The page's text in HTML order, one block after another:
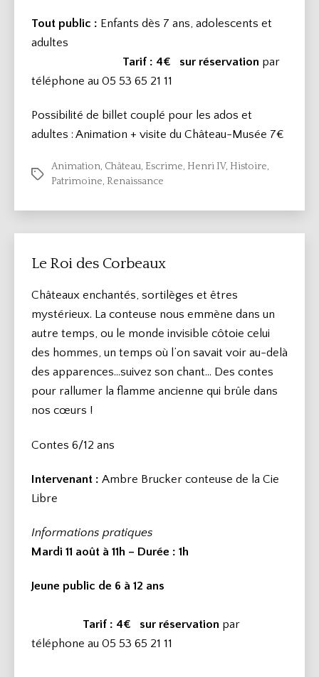
Tout public : Enfants dès 7 ans, adolescents et
adultes
Tarif : 4€
sur réservation par
téléphone au 05 53 65 21 11
Possibilité de billet couplé pour les ados et
adultes : Animation + visite du Château-Musée 7€
Étiquettes
Animation, Château, Escrime, Henri IV, Histoire,
Patrimoine, Renaissance
Le Roi des Corbeaux
Châteaux enchantés, sortilèges et êtres
mystérieux. La conteuse nous emmène dans un
autre temps, ou le monde invisible côtoie celui
des hommes, un temps où l’on savait voir au-delà
des apparences…suivez son chant… Des contes
pour rallumer la flamme ancienne qui brûle dans
nos cœurs !
Contes 6/12 ans
Intervenant : Ambre Brucker conteuse de la Cie
Libre
Informations pratiques
Mardi 11 août à 11h – Durée : 1h
Jeune public de 6 à 12 ans
Tarif : 4€ sur réservation par
téléphone au 05 53 65 21 11